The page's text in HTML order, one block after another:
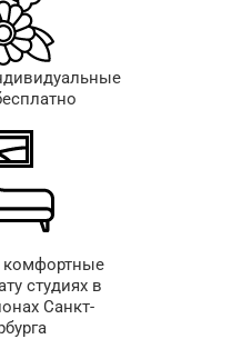
комфортные
студиях в
Санкт-